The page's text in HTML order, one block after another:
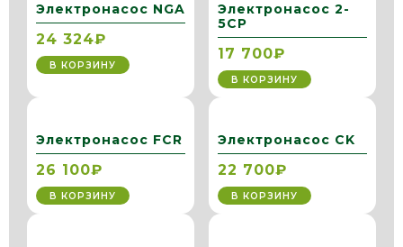
Электронасос NGA
24 324₽
В КОРЗИНУ
Электронасос 2-
5CP
17 700₽
В КОРЗИНУ
Электронасос FCR
26 100₽
В КОРЗИНУ
Электронасос CK
22 700₽
В КОРЗИНУ